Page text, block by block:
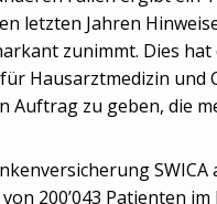
letzten Jahren
zunimmt. Dies hat
Hausarztmedizin und
Auftrag zu geben, die
SWICA
200’043 Patienten im